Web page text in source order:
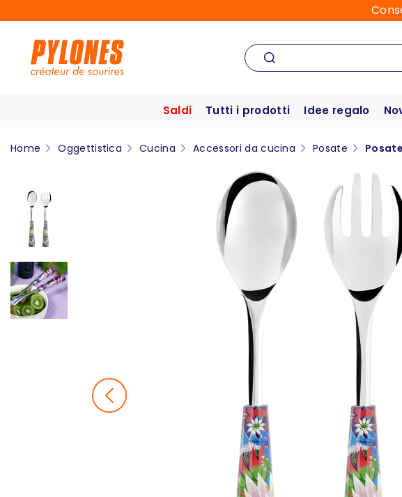
Saldi Tutti i prodotti Idee regalo
Home Oggettistica Cucina Accessori da cucina Posate